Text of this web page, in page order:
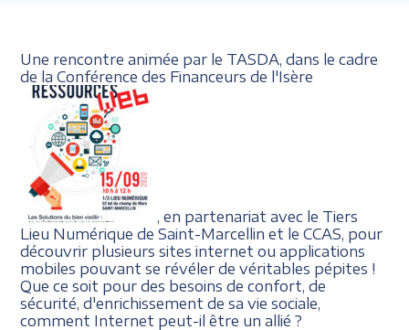
Une rencontre animée par le TASDA, dans le cadre
de la Conférence des Financeurs de l'Isère
, en partenariat avec le Tiers
Lieu Numérique de Saint-Marcellin et le CCAS, pour
découvrir plusieurs sites internet ou applications
mobiles pouvant se révéler de véritables pépites !
Que ce soit pour des besoins de confort, de
sécurité, d'enrichissement de sa vie sociale,
comment Internet peut-il être un allié ?